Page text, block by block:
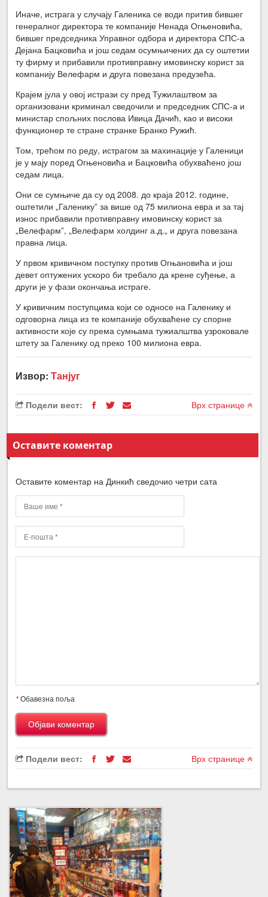
Иначе, истрага у случају Галеника се води притив бившег
генералног директора те компаније Ненада Огњеновића,
бившег председника Управног одбора и директора СПС-а
Дејана Бацковића и још седам осумњичених да су оштетии
ту фирму и прибавили противправну имовинску корист за
компанију Велефарм и друга повезана предузећа.
Крајем јула у овој истрази су пред Тужилаштвом за
организовани криминал сведочили и председник СПС-а и
министар спољних послова Ивица Дачић, као и високи
функционер те стране странке Бранко Ружић.
Том, трећом по реду, истрагом за махинације у Галеници
је у мају поред Огњеновића и Бацковића обухваћено још
седам лица.
Они се сумњиче да су од 2008. до краја 2012. године,
оштетили „Галенику” за више од 75 милиона евра и за тај
износ прибавили противправну имовинску корист за
„Велефарм”, „Велефарм холдинг а.д.„ и друга повезана
правна лица.
У првом кривичном поступку против Огњановића и још
девет оптужених ускоро би требало да крене суђење, а
други је у фази окончања истраге.
У кривичним поступцима који се односе на Галенику и
одговорна лица из те компаније обухваћене су спорне
активности које су према сумњама тужиалштва узроковале
штету за Галенику од преко 100 милиона евра.
Извор:Танјуг
Подели вест: Врх странице
Оставите коментар
Оставите коментар на Динкић сведочио четри сата
*Обавезна поља
Подели вест: Врх странице